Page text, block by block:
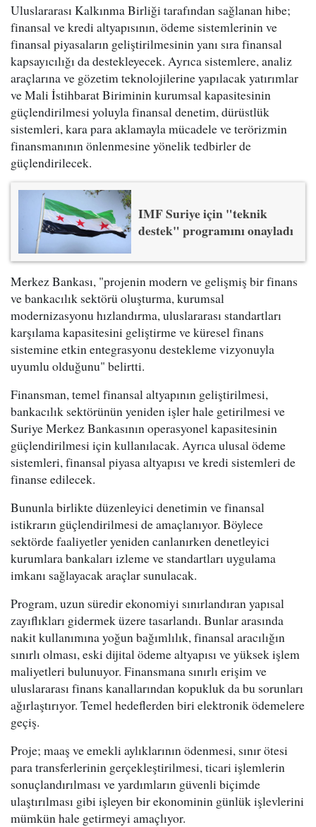
Uluslararası Kalkınma Birliği tarafından sağlanan hibe;
finansal ve kredi altyapısının, ödeme sistemlerinin ve
finansal piyasaların geliştirilmesinin yanı sıra finansal
kapsayıcılığı da destekleyecek. Ayrıca sistemlere, analiz
araçlarına ve gözetim teknolojilerine yapılacak yatırımlar
ve Mali İstihbarat Biriminin kurumsal kapasitesinin
güçlendirilmesi yoluyla finansal denetim, dürüstlük
sistemleri, kara para aklamayla mücadele ve terörizmin
finansmanının önlenmesine yönelik tedbirler de
güçlendirilecek.
IMF Suriye için "teknik
destek" programını onayladı
Merkez Bankası, "projenin modern ve gelişmiş bir finans
ve bankacılık sektörü oluşturma, kurumsal
modernizasyonu hızlandırma, uluslararası standartları
karşılama kapasitesini geliştirme ve küresel finans
sistemine etkin entegrasyonu destekleme vizyonuyla
uyumlu olduğunu" belirtti.
Finansman, temel finansal altyapının geliştirilmesi,
bankacılık sektörünün yeniden işler hale getirilmesi ve
Suriye Merkez Bankasının operasyonel kapasitesinin
güçlendirilmesi için kullanılacak. Ayrıca ulusal ödeme
sistemleri, finansal piyasa altyapısı ve kredi sistemleri de
finanse edilecek.
Bununla birlikte düzenleyici denetimin ve finansal
istikrarın güçlendirilmesi de amaçlanıyor. Böylece
sektörde faaliyetler yeniden canlanırken denetleyici
kurumlara bankaları izleme ve standartları uygulama
imkanı sağlayacak araçlar sunulacak.
Program, uzun süredir ekonomiyi sınırlandıran yapısal
zayıflıkları gidermek üzere tasarlandı. Bunlar arasında
nakit kullanımına yoğun bağımlılık, finansal aracılığın
sınırlı olması, eski dijital ödeme altyapısı ve yüksek işlem
maliyetleri bulunuyor. Finansmana sınırlı erişim ve
uluslararası finans kanallarından kopukluk da bu sorunları
ağırlaştırıyor. Temel hedeflerden biri elektronik ödemelere
geçiş.
Proje; maaş ve emekli aylıklarının ödenmesi, sınır ötesi
para transferlerinin gerçekleştirilmesi, ticari işlemlerin
sonuçlandırılması ve yardımların güvenli biçimde
ulaştırılması gibi işleyen bir ekonominin günlük işlevlerini
mümkün hale getirmeyi amaçlıyor.